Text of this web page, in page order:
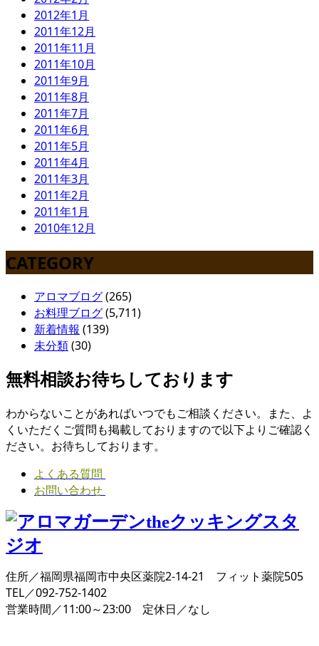
2012年1月
2011年12月
2011年11月
2011年10月
2011年9月
2011年8月
2011年7月
2011年6月
2011年5月
2011年4月
2011年3月
2011年2月
2011年1月
2010年12月
CATEGORY
アロマブログ(265)
お料理ブログ(5,711)
新着情報 (139)
未分類(30)
無料相談お待ちしております
わからないことがあればいつでもご相談ください。また、よ
くいただくご質問も掲載しておりますので以下よりご確認く
ださい。お待ちしております。
よくある質問
お問い合わせ
住所／福岡県福岡市中央区薬院2-14-21 フィット薬院505
TEL／092-752-1402
営業時間／11:00～23:00 定休日／なし